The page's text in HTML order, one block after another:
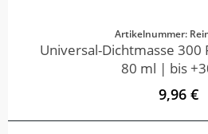
Artikelnummer:
Universal-Dichtmasse 300
80 ml | bis
9,96 €